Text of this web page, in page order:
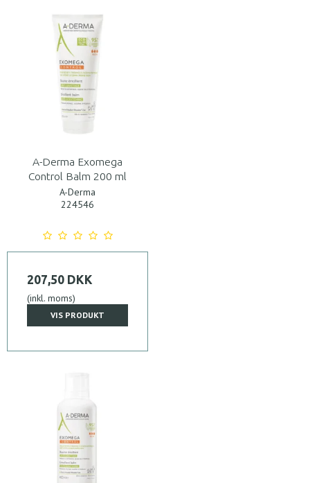
A-Derma Exomega
Control Balm 200 ml
A-Derma
224546
207,50 DKK
(inkl. moms)
VIS PRODUKT